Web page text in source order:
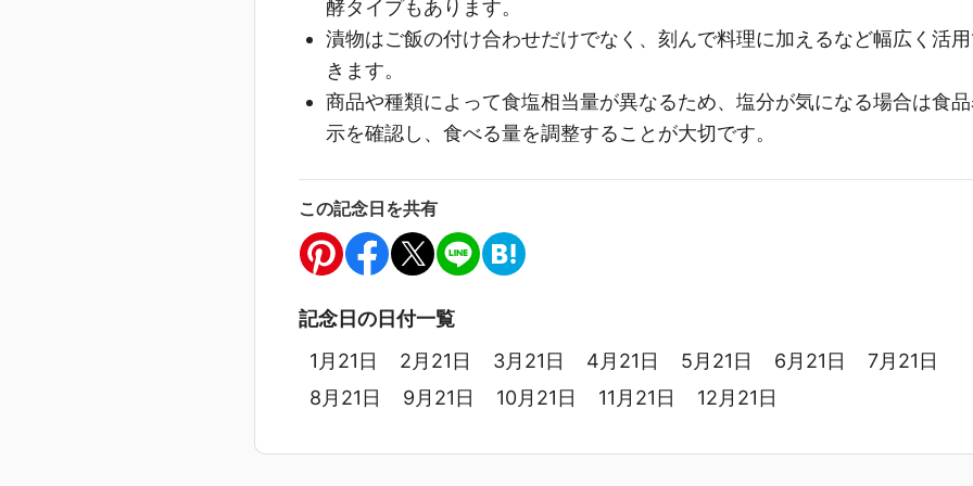
酵タイプもあります。
漬物はご飯の付け合わせだけでなく、刻んで料理に加えるなど幅広く活
きます。
商品や種類によって食塩相当量が異なるため、塩分が気になる場合は食
示を確認し、食べる量を調整することが大切です。
この記念日を共有
記念日の日付一覧
1月21日
2月21日 3月21日 4月21日 5月21日 6月21日
7月21日
8月21日
9月21日 10月21日 11月21日 12月21日